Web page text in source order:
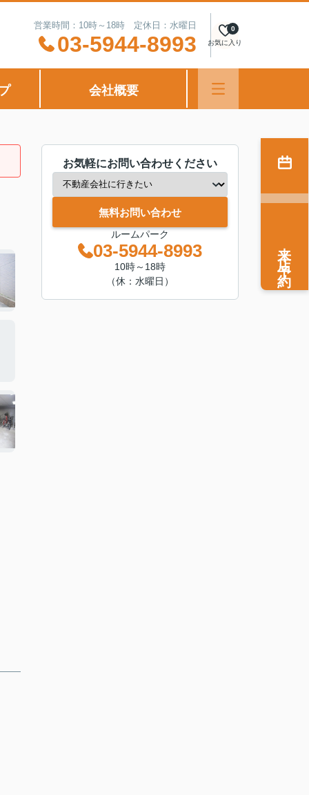
営業時間：10時～18時 定休日：水曜日
03-5944-8993 お気に入り
0
会社概要
お気軽にお問い合わせください
無料お問い合わせ
ルームパーク
03-5944-8993
10時～18時
（休：水曜日）
来店予約